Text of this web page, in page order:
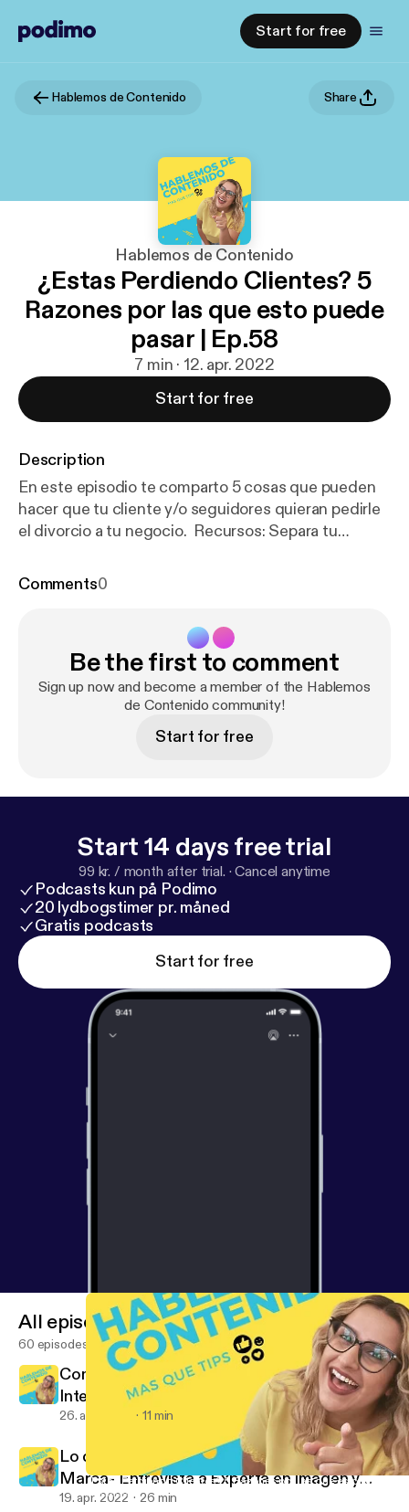
Start for free
Hablemos de Contenido Share
Hablemos de Contenido
¿Estas Perdiendo Clientes? 5
Razones por las que esto puede
pasar | Ep.58
7 min · 12. apr. 2022
Start for free
Description
En este episodio te comparto 5 cosas que pueden
hacer que tu cliente y/o seguidores quieran pedirle
el divorcio a tu negocio. Recursos: Separa tu
res-de-contenido
ps://www.likeapropr.com/post/c
través-de-tu-contenido-con-el-método-80-20]
Para mas información puedes accesar estos
https://www.likeapropr.com/ ] 🚀 Servicios [
m/likeapropr/ ] ➡️ Facebook: Like A Pro PR [https://w
Y no olvides suscribirte y valorar nuestro podcast
⭐️⭐️⭐️⭐️⭐️
--- Send in a voice message:
tify.com/pod/show/hablemos-de-contenido/messa
ge
Comments0
Be the first to comment
Sign up now and become a member of the Hablemos
de Contenido community!
Start for free
Start 14 days free trial
99 kr. / month after trial. ·Cancel anytime
Podcasts kun på Podimo
20 lydbogstimer pr. måned
Gratis podcasts
Start for free
¿Estas Perdiendo Clientes? 5 Razones por las que esto puede
Hablemos de Contenido
All episodes
60 episodes
Como Grabar Varios Videos y No Morir en el
Intento| Ep.60
26. apr. 2022 11 min
Lo que Necesitas saber para crear tu
Marca- Entrevista a Experta en Imagen y
Marca| Ep.59
19. apr. 2022 26 min